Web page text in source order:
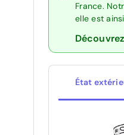
France.
elle est
État